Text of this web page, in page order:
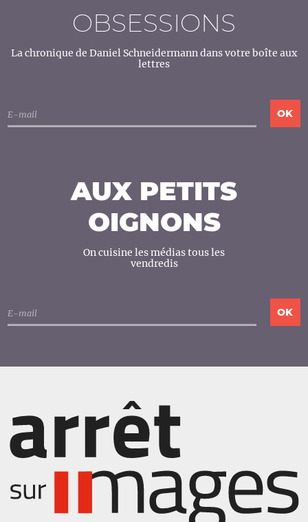
OBSESSIONS
La chronique de Daniel Schneidermann dans votre boîte aux
lettres
AUX PETITS
OIGNONS
On cuisine les médias tous les
vendredis